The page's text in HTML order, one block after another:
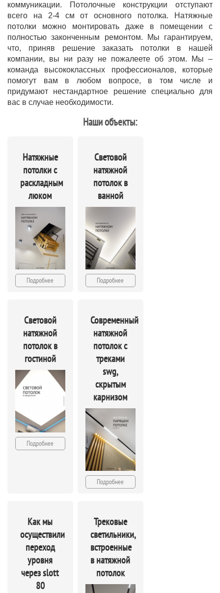
коммуникации. Потолочные конструкции отступают
всего на 2-4 см от основного потолка. Натяжные
потолки можно монтировать даже в помещении с
полностью законченным ремонтом. Мы гарантируем,
что, приняв решение заказать потолки в нашей
компании, вы ни разу не пожалеете об этом. Мы –
команда высококлассных профессионалов, которые
помогут вам в любом вопросе, в том числе и
придумают нестандартное решение специально для
вас в случае необходимости.
Наши объекты:
Натяжные
потолки с
раскладным
люком
Подробнее
Световой
натяжной
потолок в
ванной
Подробнее
Световой
натяжной
потолок в
гостиной
Подробнее
Современный
натяжной
потолок с
треками
swg,
скрытым
карнизом
Подробнее
Как мы
осуществили
переход
уровня
через slott
80
Трековые
светильники,
встроенные
в натяжной
потолок